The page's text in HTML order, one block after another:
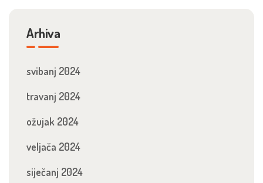
Arhiva
svibanj 2024
travanj 2024
ožujak 2024
veljača 2024
siječanj 2024